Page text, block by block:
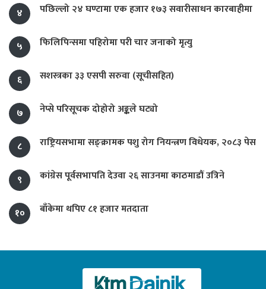
४
पछिल्लो २४ घण्टामा एक हजार १७३ सवारीसाधन कारबाहीमा
५ फिलिपिन्समा पहिरोमा परी चार जनाको मृत्यु
६ सशस्त्रका ३३ एसपी सरुवा (सूचीसहित)
७ नेप्से परिसूचक दोहोरो अङ्कले घट्यो
८ राष्ट्रियसभामा सङ्क्रामक पशु रोग नियन्त्रण विधेयक, २०८३ पेस
९ कांग्रेस पूर्वसभापति देउवा २६ साउनमा काठमाडौं उत्रिने
१० बाँकेमा थपिए ८१ हजार मतदाता